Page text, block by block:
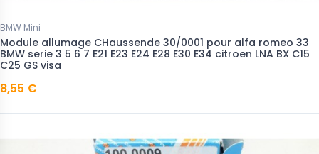
BMW Mini
Module allumage CHaussende 30/0001 pour alfa romeo 33
BMW serie 3 5 6 7 E21 E23 E24 E28 E30 E34 citroen LNA BX C15
C25 GS visa
8,55 €